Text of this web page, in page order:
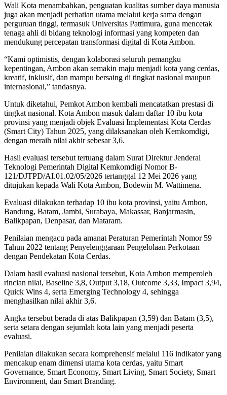
Wali Kota menambahkan, penguatan kualitas sumber daya manusia
juga akan menjadi perhatian utama melalui kerja sama dengan
perguruan tinggi, termasuk Universitas Pattimura, guna mencetak
tenaga ahli di bidang teknologi informasi yang kompeten dan
mendukung percepatan transformasi digital di Kota Ambon.
“Kami optimistis, dengan kolaborasi seluruh pemangku
kepentingan, Ambon akan semakin maju menjadi kota yang cerdas,
kreatif, inklusif, dan mampu bersaing di tingkat nasional maupun
internasional,” tandasnya.
Untuk diketahui, Pemkot Ambon kembali mencatatkan prestasi di
tingkat nasional. Kota Ambon masuk dalam daftar 10 ibu kota
provinsi yang menjadi objek Evaluasi Implementasi Kota Cerdas
(Smart City) Tahun 2025, yang dilaksanakan oleh Kemkomdigi,
dengan meraih nilai akhir sebesar 3,6.
Hasil evaluasi tersebut tertuang dalam Surat Direktur Jenderal
Teknologi Pemerintah Digital Kemkomdigi Nomor B-
121/DJTPD/AI.01.02/05/2026 tertanggal 12 Mei 2026 yang
ditujukan kepada Wali Kota Ambon, Bodewin M. Wattimena.
Evaluasi dilakukan terhadap 10 ibu kota provinsi, yaitu Ambon,
Bandung, Batam, Jambi, Surabaya, Makassar, Banjarmasin,
Balikpapan, Denpasar, dan Mataram.
Penilaian mengacu pada amanat Peraturan Pemerintah Nomor 59
Tahun 2022 tentang Penyelenggaraan Pengelolaan Perkotaan
dengan Pendekatan Kota Cerdas.
Dalam hasil evaluasi nasional tersebut, Kota Ambon memperoleh
rincian nilai, Baseline 3,8, Output 3,18, Outcome 3,33, Impact 3,94,
Quick Wins 4, serta Emerging Technology 4, sehingga
menghasilkan nilai akhir 3,6.
Angka tersebut berada di atas Balikpapan (3,59) dan Batam (3,5),
serta setara dengan sejumlah kota lain yang menjadi peserta
evaluasi.
Penilaian dilakukan secara komprehensif melalui 116 indikator yang
mencakup enam dimensi utama kota cerdas, yaitu Smart
Governance, Smart Economy, Smart Living, Smart Society, Smart
Environment, dan Smart Branding.